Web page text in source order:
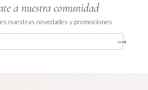
a nuestra comunidad
nuestras novedades y promociones